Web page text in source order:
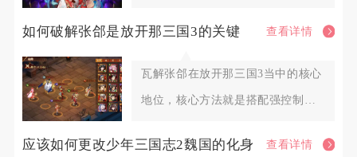
如何破解张郃是放开那三国3的关键 查看详情
瓦解张郃在放开那三国3当中的核心
地位，核心方法就是搭配强控制武
应该如何更改少年三国志2魏国的化身 查看详情